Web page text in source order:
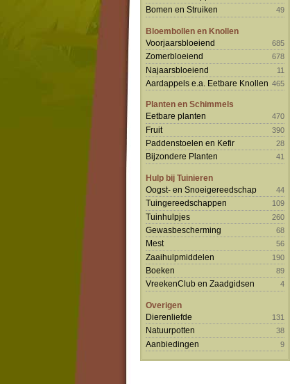
Bomen en Struiken 49
Bloembollen en Knollen
Voorjaarsbloeiend
685
Zomerbloeiend 678
Najaarsbloeiend 11
Aardappels e.a. Eetbare Knollen 465
Planten en Schimmels
Eetbare planten
470
Fruit 390
Paddenstoelen en Kefir 28
Bijzondere Planten 41
Hulp bij Tuinieren
Oogst- en Snoeigereedschap
44
Tuingereedschappen 109
Tuinhulpjes 260
Gewasbescherming 68
Mest 56
Zaaihulpmiddelen 190
Boeken 89
VreekenClub en Zaadgidsen 4
Overigen
Dierenliefde
131
Natuurpotten 38
Aanbiedingen 9